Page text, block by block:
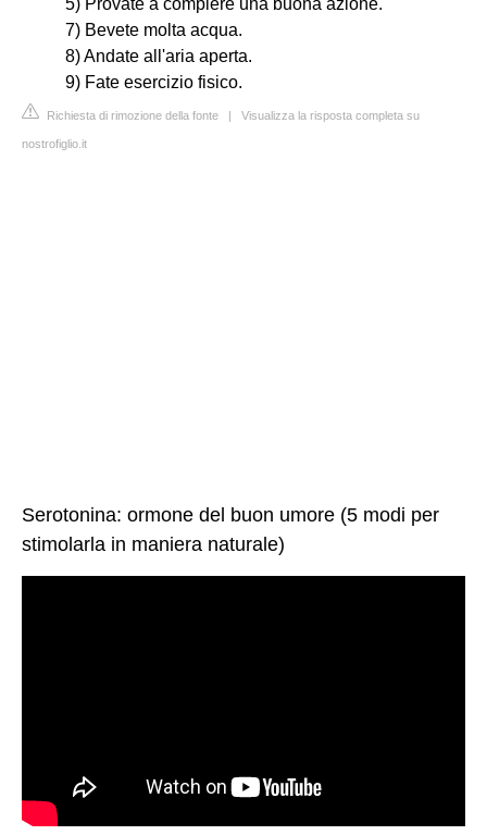
5) Provate a compiere una buona azione.
7) Bevete molta acqua.
8) Andate all'aria aperta.
9) Fate esercizio fisico.
Richiesta di rimozione della fonte | Visualizza la risposta completa su
nostrofiglio.it
Serotonina: ormone del buon umore (5 modi per
stimolarla in maniera naturale)